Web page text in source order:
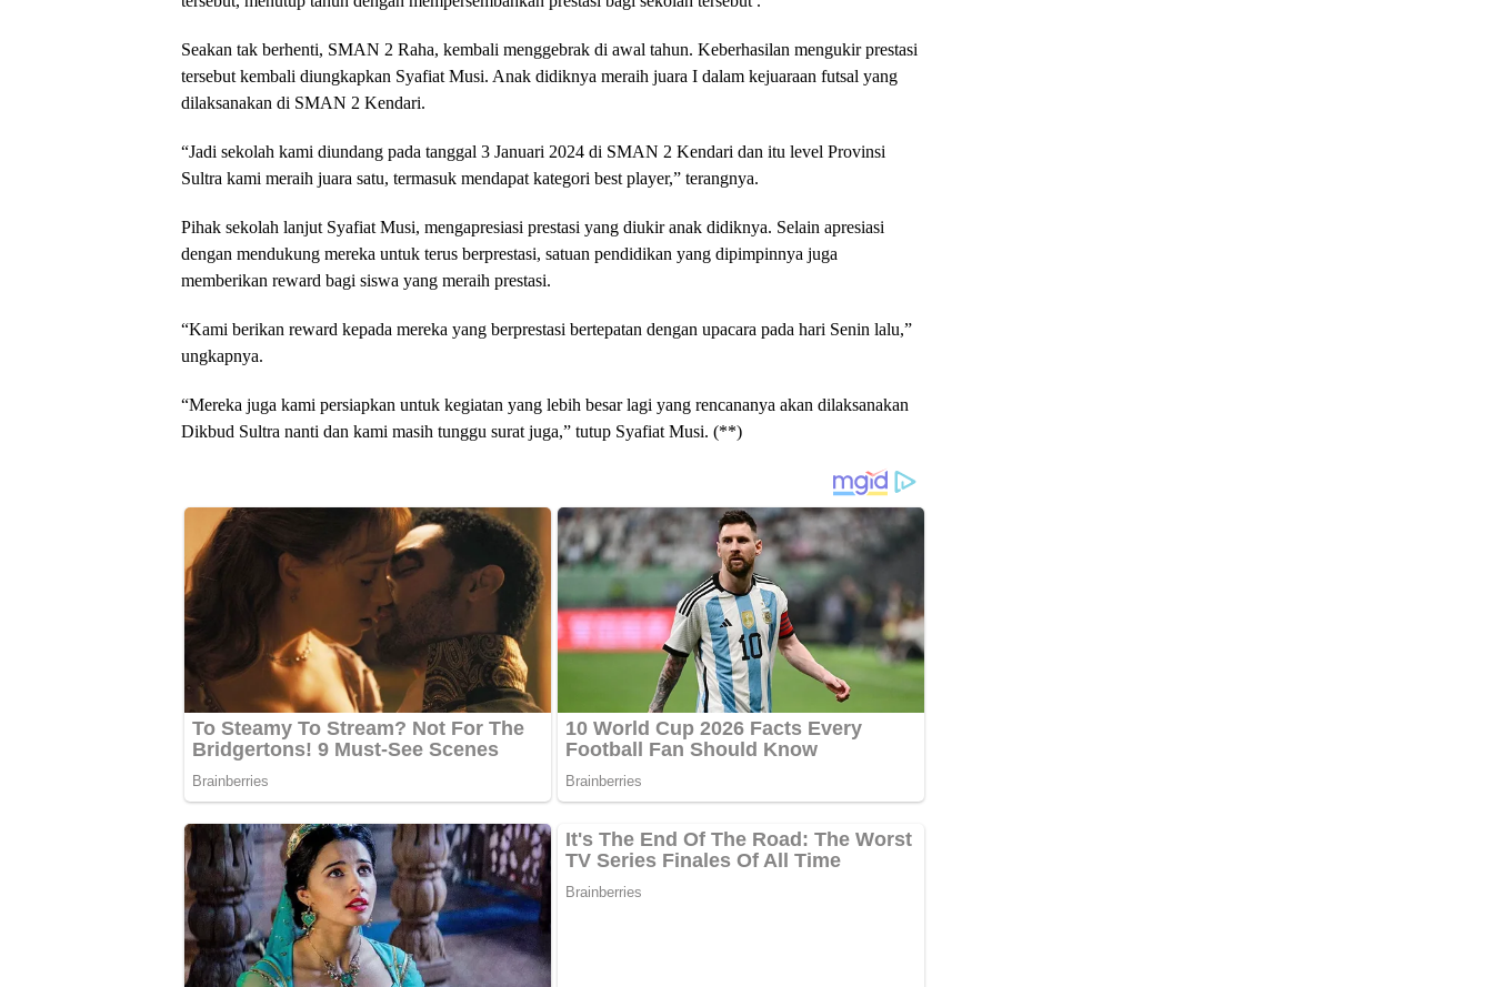
Seakan tak berhenti, SMAN 2 Raha, kembali menggebrak di awal tahun. Keberhasilan mengukir prestasi
tersebut kembali diungkapkan Syafiat Musi. Anak didiknya meraih juara I dalam kejuaraan futsal yang
dilaksanakan di SMAN 2 Kendari.
“Jadi sekolah kami diundang pada tanggal 3 Januari 2024 di SMAN 2 Kendari dan itu level Provinsi
Sultra kami meraih juara satu, termasuk mendapat kategori best player,” terangnya.
Pihak sekolah lanjut Syafiat Musi, mengapresiasi prestasi yang diukir anak didiknya. Selain apresiasi
dengan mendukung mereka untuk terus berprestasi, satuan pendidikan yang dipimpinnya juga
memberikan reward bagi siswa yang meraih prestasi.
“Kami berikan reward kepada mereka yang berprestasi bertepatan dengan upacara pada hari Senin lalu,”
ungkapnya.
“Mereka juga kami persiapkan untuk kegiatan yang lebih besar lagi yang rencananya akan dilaksanakan
Dikbud Sultra nanti dan kami masih tunggu surat juga,” tutup Syafiat Musi. (**)